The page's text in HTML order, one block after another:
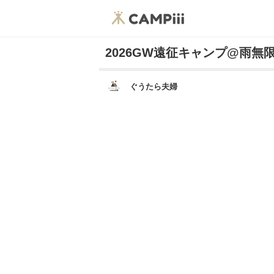
2026GW遠征キャンプ@雨無
ぐうたら夫婦